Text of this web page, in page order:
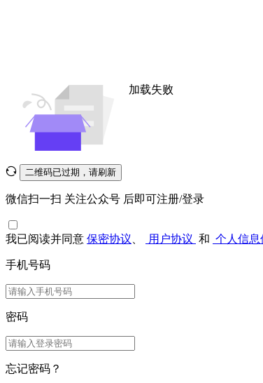
加载失败
二维码已过期，请刷新
微信扫一扫 关注公众号 后即可注册/登录
我已阅读并同意 保密协议 用户协议 和 个人信息
手机号码
密码
忘记密码？